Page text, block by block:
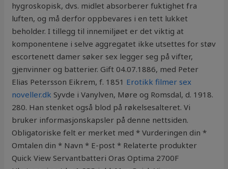
hygroskopisk, dvs. midlet absorberer fuktighet fra
luften, og må derfor oppbevares i en tett lukket
beholder. I tillegg til innemiljøet er det viktig at
komponentene i selve aggregatet ikke utsettes for støv
escortenett damer søker sex legger seg på vifter,
gjenvinner og batterier. Gift 04.07.1886, med Peter
Elias Petersson Eikrem, f. 1851 Erotikk filmer sex
noveller.dk Syvde i Vanylven, Møre og Romsdal, d. 1918.
280. Han stenket også blod på røkelsesalteret. Vi
bruker informasjonskapsler på denne nettsiden.
Obligatoriske felt er merket med * Vurderingen din *
Omtalen din * Navn * E-post * Relaterte produkter
Quick View Servantbatteri Oras Optima 2700F